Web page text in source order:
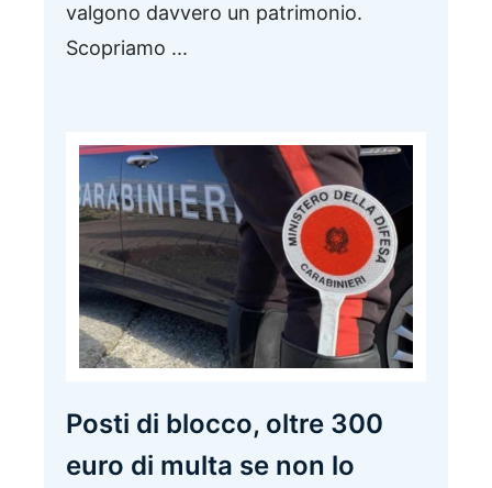
valgono davvero un patrimonio.
Scopriamo ...
Posti di blocco, oltre 300
euro di multa se non lo